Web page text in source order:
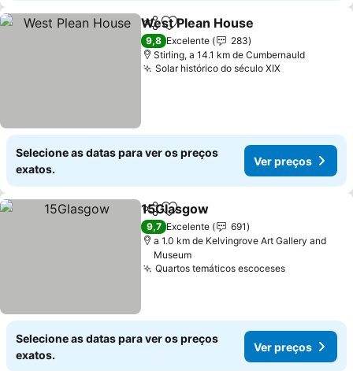
PartilharAdicionar aos favoritos
West Plean House
9,8 Excelente
283
Stirling, a 14.1 km de Cumbernauld
Solar histórico do século XIXVer preços
Selecione as datas para ver os preços
exatos.
Ver preços
PartilharAdicionar aos favoritos
15Glasgow
9,7 Excelente
691
a 1.0 km de Kelvingrove Art Gallery and
Museum
Quartos temáticos escocesesVer preços
Selecione as datas para ver os preços
exatos.
Ver preços